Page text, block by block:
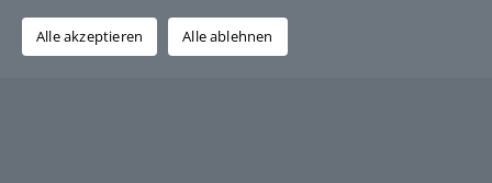
Alle akzeptieren Alle ablehnen